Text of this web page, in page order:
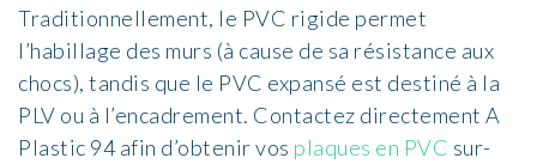
Traditionnellement, le PVC rigide permet
l’habillage des murs (à cause de sa résistance aux
chocs), tandis que le PVC expansé est destiné à la
PLV ou à l’encadrement. Contactez directement A
Plastic 94afin d’obtenir vos plaques en PVC sur-